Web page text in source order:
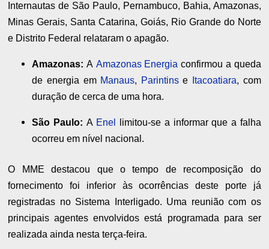
Internautas de São Paulo, Pernambuco, Bahia, Amazonas,
Minas Gerais, Santa Catarina, Goiás, Rio Grande do Norte
e Distrito Federal relataram o apagão.
Amazonas: A Amazonas Energia confirmou a queda
de energia em Manaus, Parintinse Itacoatiara, com
duração de cerca de uma hora.
São Paulo: A Enel
limitou-se a informar que a falha
ocorreu em nível nacional.
O MME destacou que o tempo de recomposição do
fornecimento foi inferior às ocorrências deste porte já
registradas no Sistema Interligado. Uma reunião com os
principais agentes envolvidos está programada para ser
realizada ainda nesta terça-feira.